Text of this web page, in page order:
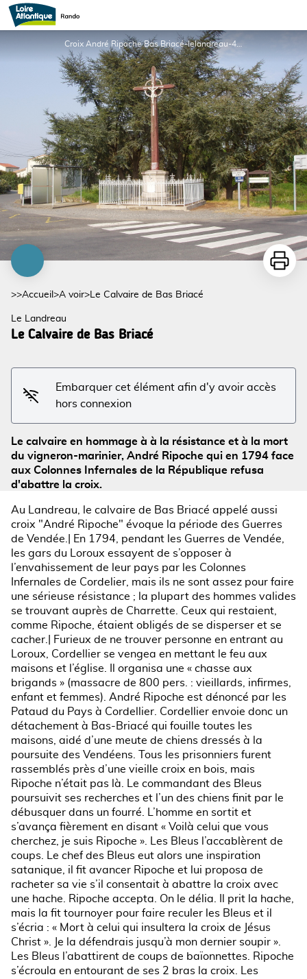
Le Calvaire de Bas Briacé
Voir l'image en plein écran
>>Accueil >A voir>Le Calvaire de Bas Briacé
Le Landreau
Le Calvaire de Bas Briacé
Embarquer cet élément afin d'y avoir accès
hors connexion
Le calvaire en hommage à à la résistance et à la mort
du vigneron-marinier, André Ripoche qui en 1794 face
aux Colonnes Infernales de la République refusa
d'abattre la croix.
Au Landreau, le calvaire de Bas Briacé appelé aussi
croix "André Ripoche" évoque la période des Guerres
de Vendée.| En 1794, pendant les Guerres de Vendée,
les gars du Loroux essayent de s’opposer à
l’envahissement de leur pays par les Colonnes
Infernales de Cordelier, mais ils ne sont assez pour faire
une sérieuse résistance ; la plupart des hommes valides
se trouvant auprès de Charrette. Ceux qui restaient,
comme Ripoche, étaient obligés de se disperser et se
cacher.| Furieux de ne trouver personne en entrant au
Loroux, Cordellier se vengea en mettant le feu aux
maisons et l’église. Il organisa une « chasse aux
brigands » (massacre de 800 pers. : vieillards, infirmes,
enfant et femmes). André Ripoche est dénoncé par les
Pataud du Pays à Cordellier. Cordellier envoie donc un
détachement à Bas-Briacé qui fouille toutes les
maisons, aidé d’une meute de chiens dressés à la
poursuite des Vendéens. Tous les prisonniers furent
rassemblés près d’une vieille croix en bois, mais
Ripoche n’était pas là. Le commandant des Bleus
poursuivit ses recherches et l’un des chiens finit par le
débusquer dans un fourré. L’homme en sortit et
s’avança fièrement en disant « Voilà celui que vous
cherchez, je suis Ripoche ». Les Bleus l’accablèrent de
coups. Le chef des Bleus eut alors une inspiration
satanique, il fit avancer Ripoche et lui proposa de
racheter sa vie s’il consentait à abattre la croix avec
une hache. Ripoche accepta. On le délia. Il prit la hache,
mais la fit tournoyer pour faire reculer les Bleus et il
s’écria : « Mort à celui qui insultera la croix de Jésus
Christ ». Je la défendrais jusqu’à mon dernier soupir ».
Les Bleus l’abattirent de coups de baïonnettes. Ripoche
s’écroula en entourant de ses 2 bras la croix. Les